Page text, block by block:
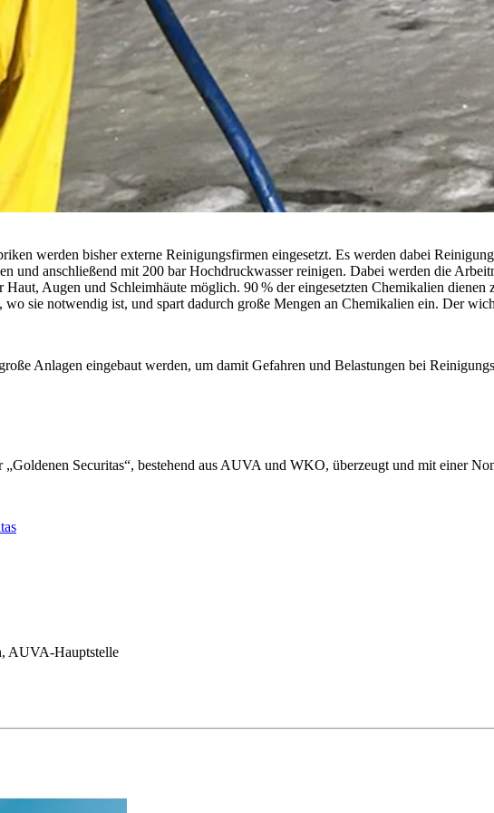
werden bisher externe Reinigungsfirmen eingesetzt. Es werden dabei
und anschließend mit 200 bar Hochdruckwasser reinigen. Dabei werden die
Augen und Schleimhäute möglich. 90 % der eingesetzten Chemikalien
sie notwendig ist, und spart dadurch große Mengen an Chemikalien ein. Der
Anlagen eingebaut werden, um damit Gefahren und Belastungen bei
„Goldenen Securitas“, bestehend aus AUVA und WKO, überzeugt und mit einer
AUVA-Hauptstelle